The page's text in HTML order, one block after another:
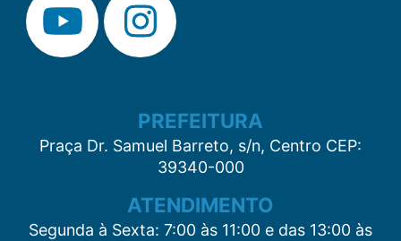
PREFEITURA
Praça Dr. Samuel Barreto, s/n, Centro CEP:
39340-000
ATENDIMENTO
Segunda à Sexta: 7:00 às 11:00 e das 13:00 às